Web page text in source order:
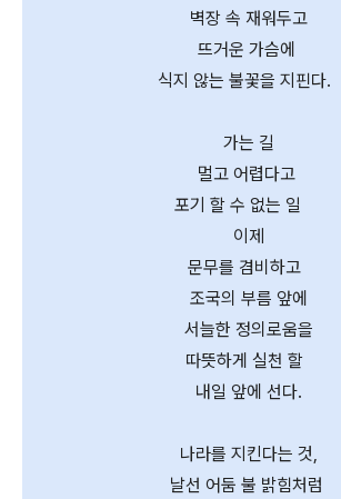
벽장 속 재워두고
뜨거운 가슴에
식지 않는 불꽃을 지핀다.
가는 길
멀고 어렵다고
포기 할 수 없는 일
이제
문무를 겸비하고
조국의 부름 앞에
서늘한 정의로움을
따뜻하게 실천 할
내일 앞에 선다.
나라를 지킨다는 것,
날선 어둠 불 밝힘처럼